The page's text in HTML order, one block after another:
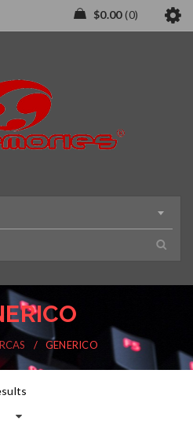
$0.00 0
/ GENERICO